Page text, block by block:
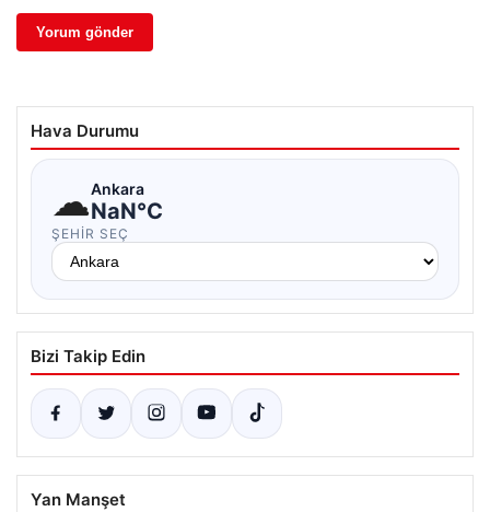
Hava Durumu
☁Ankara
NaN°C
ŞEHIR SEÇ
Bizi Takip Edin
Yan Manşet